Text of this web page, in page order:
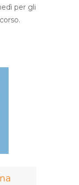
per gli